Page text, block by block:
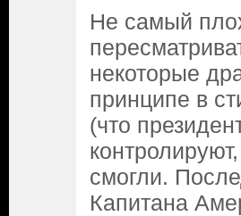
Не самый
некоторые
принципе в
(что
смогли.
Капитана